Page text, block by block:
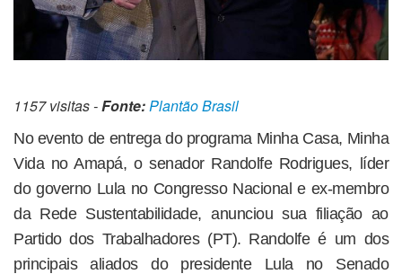
1157 visitas -Fonte:Plantão Brasil
No evento de entrega do programa Minha Casa, Minha
Vida no Amapá, o senador Randolfe Rodrigues, líder
do governo Lula no Congresso Nacional e ex-membro
da Rede Sustentabilidade, anunciou sua filiação ao
Partido dos Trabalhadores (PT). Randolfe é um dos
principais aliados do presidente Lula no Senado